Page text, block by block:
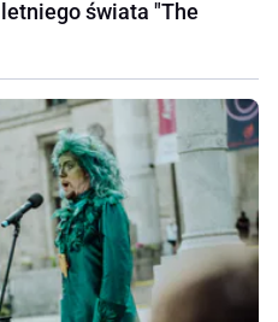
świata "The